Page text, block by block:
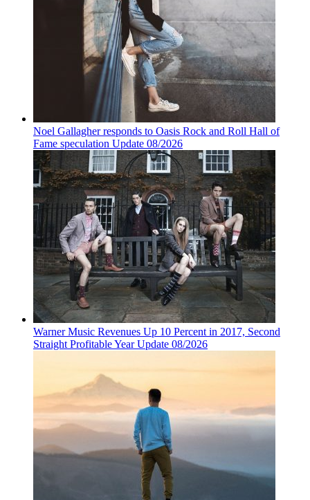
Noel Gallagher responds to Oasis Rock and Roll Hall of
Fame speculation Update 08/2026
Warner Music Revenues Up 10 Percent in 2017, Second
Straight Profitable Year Update 08/2026